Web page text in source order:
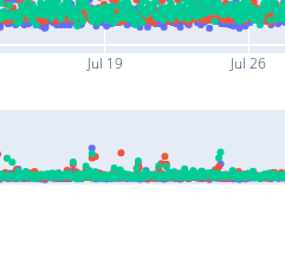
Jul 19 Jul 26